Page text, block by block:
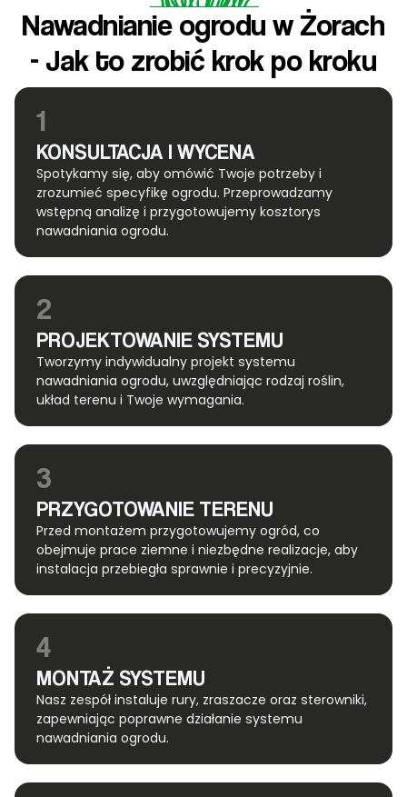
Nawadnianie ogrodu w Żorach
- Jak to zrobić krok po kroku
1
KONSULTACJA I WYCENA
Spotykamy się, aby omówić Twoje potrzeby i
zrozumieć specyfikę ogrodu. Przeprowadzamy
wstępną analizę i przygotowujemy kosztorys
nawadniania ogrodu.
2
PROJEKTOWANIE SYSTEMU
Tworzymy indywidualny projekt systemu
nawadniania ogrodu, uwzględniając rodzaj roślin,
układ terenu i Twoje wymagania.
3
PRZYGOTOWANIE TERENU
Przed montażem przygotowujemy ogród, co
obejmuje prace ziemne i niezbędne realizacje, aby
instalacja przebiegła sprawnie i precyzyjnie.
4
MONTAŻ SYSTEMU
Nasz zespół instaluje rury, zraszacze oraz sterowniki,
zapewniając poprawne działanie systemu
nawadniania ogrodu.